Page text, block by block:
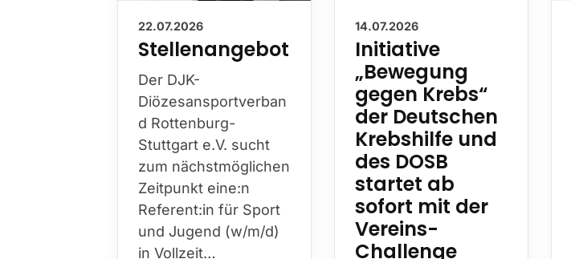
22.07.2026
Stellenangebot
Der DJK-
Diözesansportverban
d Rottenburg-
Stuttgart e.V. sucht
zum nächstmöglichen
Zeitpunkt eine:n
Referent:in für Sport
und Jugend (w/m/d)
in Vollzeit…
14.07.2026
Initiative
„Bewegung
gegen Krebs“
der Deutschen
Krebshilfe und
des DOSB
startet ab
sofort mit der
Vereins-
Challenge